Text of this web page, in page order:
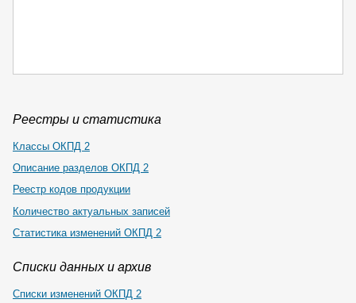
Реестры и статистика
Классы ОКПД 2
Описание разделов ОКПД 2
Реестр кодов продукции
Количество актуальных записей
Статистика изменений ОКПД 2
Списки данных и архив
Списки изменений ОКПД 2